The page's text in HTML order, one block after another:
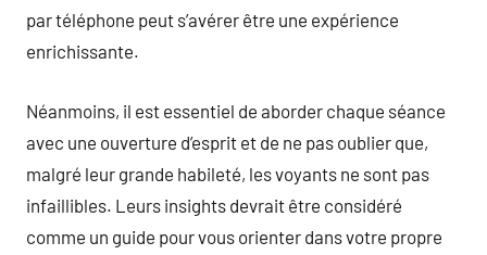
par téléphone peut s’avérer être une expérience
enrichissante.
Néanmoins, il est essentiel de aborder chaque séance
avec une ouverture d’esprit et de ne pas oublier que,
malgré leur grande habileté, les voyants ne sont pas
infaillibles. Leurs insights devrait être considéré
comme un guide pour vous orienter dans votre propre